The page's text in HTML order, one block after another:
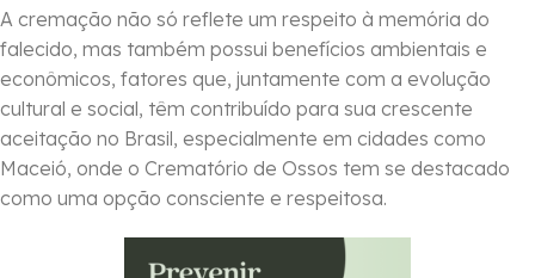
A cremação não só reflete um respeito à memória do
falecido, mas também possui benefícios ambientais e
econômicos, fatores que, juntamente com a evolução
cultural e social, têm contribuído para sua crescente
aceitação no Brasil, especialmente em cidades como
Maceió, onde o Crematório de Ossos tem se destacado
como uma opção consciente e respeitosa.